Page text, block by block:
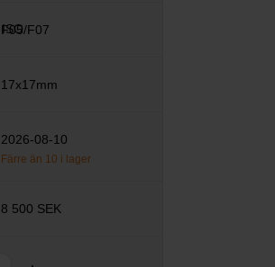
F05/F07
17x17mm
2026-08-10
Färre än 10 i lager
8 500 SEK